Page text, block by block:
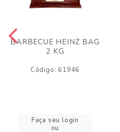
BARBECUE HEINZ BAG
2 KG
Código: 61946
Faça seu login
ou